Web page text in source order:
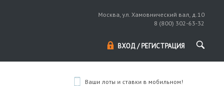
Москва, ул. Хамовнический вал, д.10
8 (800) 302-63-32
ВХОД / РЕГИСТРАЦИЯ
Ваши лоты и ставки в мобильном!